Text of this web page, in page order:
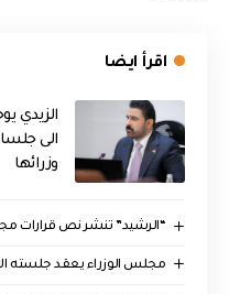
اقرأ ايضا
الزيدي
الى
وزرائها
“الرشيد” تنشر نص قرارات
مجلس الوزراء يعقد جلسته